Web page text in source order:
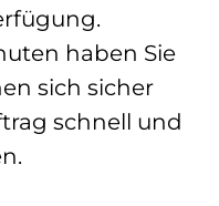
haben Sie
sich sicher
schnell und